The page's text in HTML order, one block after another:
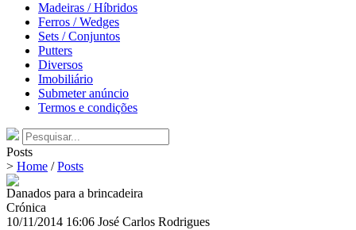
Madeiras / Híbridos
Ferros / Wedges
Sets / Conjuntos
Putters
Diversos
Imobiliário
Submeter anúncio
Termos e condições
Posts
> Home /Posts
Danados para a brincadeira
Crónica
10/11/2014 16:06 José Carlos Rodrigues